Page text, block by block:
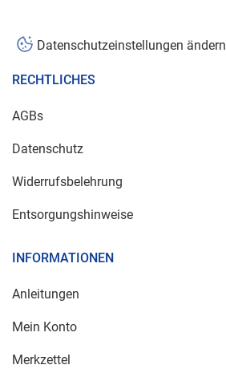
Datenschutzeinstellungen ändern
RECHTLICHES
AGBs
Datenschutz
Widerrufsbelehrung
Entsorgungshinweise
INFORMATIONEN
Anleitungen
Mein Konto
Merkzettel